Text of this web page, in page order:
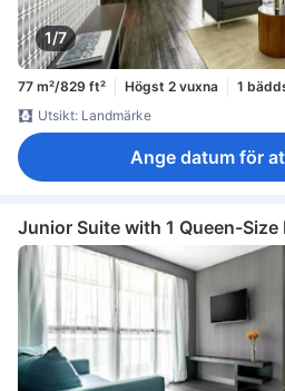
1/7
77 m²/829 ft² Högst 2 vuxna
1
Utsikt: Landmärke
Ange datum för
Junior Suite with 1 Queen-Size